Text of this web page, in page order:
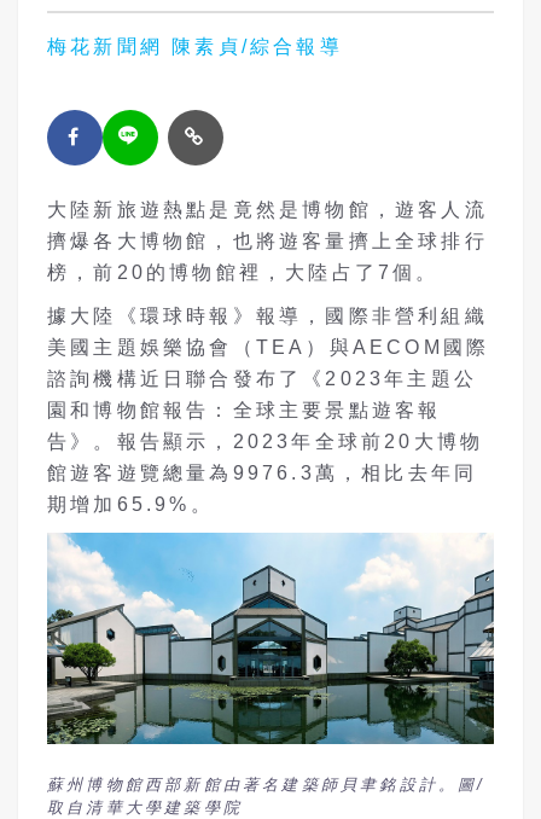
梅花新聞網 陳素貞/綜合報導
大陸新旅遊熱點是竟然是博物館，遊客人流
擠爆各大博物館，也將遊客量擠上全球排行
榜，前20的博物館裡，大陸占了7個。
據大陸《環球時報》報導，國際非營利組織
美國主題娛樂協會（TEA）與AECOM國際
諮詢機構近日聯合發布了
《 2023年主題公
園和博物館報告：全球主要景點遊客報
告》。報告顯示，2023年全球前20大博物
館遊客遊覽總量為9976.3萬，相比去年同
期增加65.9%。
蘇州博物館西部新館由著名建築師貝聿銘設計。圖/
取自清華大學建築學院